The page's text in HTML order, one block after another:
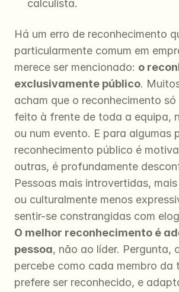
calculista.
Há um erro de reconhecimento
particularmente comum em
merece ser mencionado: o
exclusivamente público.
acham que o reconhecimento
feito à frente de toda a equipa,
ou num evento. E para algumas
reconhecimento público é
outras, é profundamente
Pessoas mais introvertidas,
ou culturalmente menos
O melhor reconhecimento é
pessoa, não ao líder. Pergunta,
percebe como cada membro da
prefere ser reconhecido, e